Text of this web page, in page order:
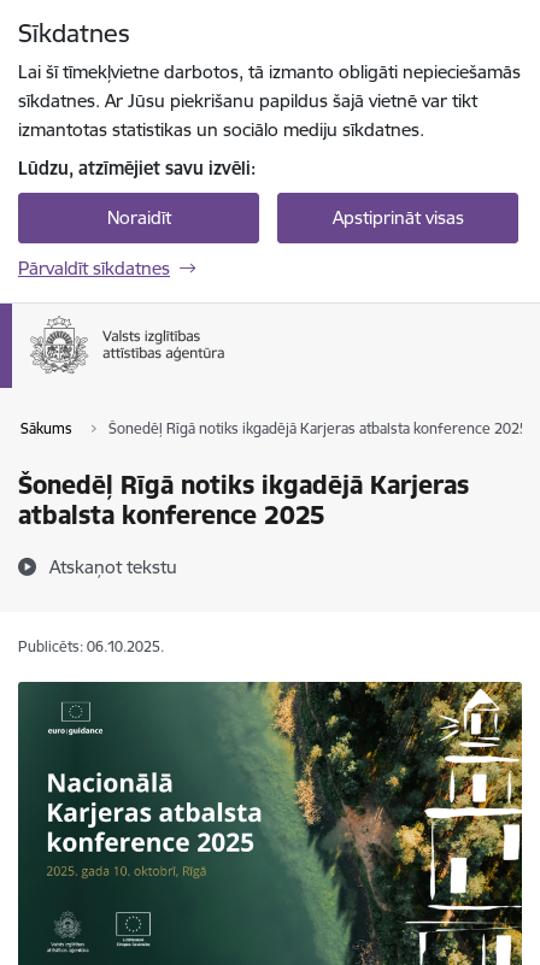
Sīkdatnes
Lai šī tīmekļvietne darbotos, tā izmanto obligāti nepieciešamās
sīkdatnes. Ar Jūsu piekrišanu papildus šajā vietnē var tikt
izmantotas statistikas un sociālo mediju sīkdatnes.
Lūdzu, atzīmējiet savu izvēli:
Noraidīt Apstiprināt visas
Pārvaldīt sīkdatnes
Sākums Šonedēļ Rīgā notiks ikgadējā Karjeras atbalsta konference 2025
Šonedēļ Rīgā notiks ikgadējā Karjeras
atbalsta konference 2025
Atskaņot tekstu
Publicēts: 06.10.2025.